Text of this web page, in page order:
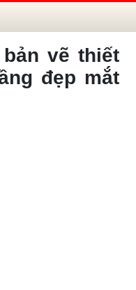
vẽ thiết
đẹp mắt